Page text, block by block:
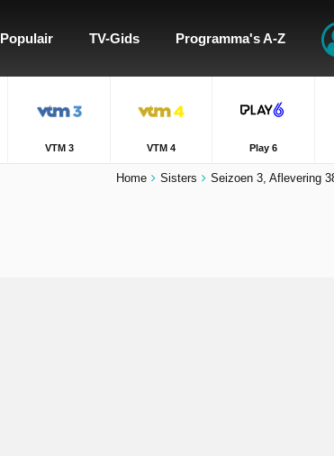
Populair TV-Gids Programma's A-Z
VTM 3 VTM 4 Play 6
Home Sisters Seizoen 3, Aflevering